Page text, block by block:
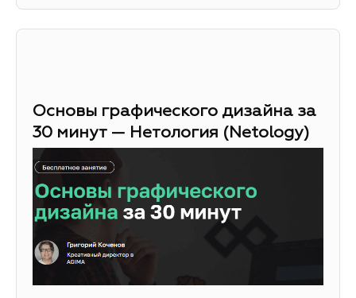
Основы графического дизайна за
30 минут — Нетология (Netology)